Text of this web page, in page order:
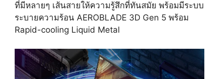
ที่มีหลายๆ เส้นสายให้ความรู้สึกที่ทันสมัย พร้อมมีระบบ
ระบายความร้อน AEROBLADE 3D Gen 5 พร้อม
Rapid-cooling Liquid Metal